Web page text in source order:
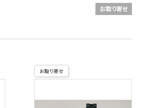
お取り寄せ
お取り寄せ